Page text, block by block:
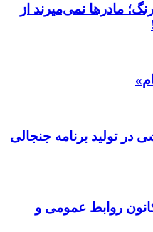
مادرها نمی‌میرند از
در تولید برنامه جنجالی
روابط عمومی و